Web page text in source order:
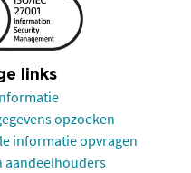
links
opzoeken
informatie opvragen
aandeelhouders